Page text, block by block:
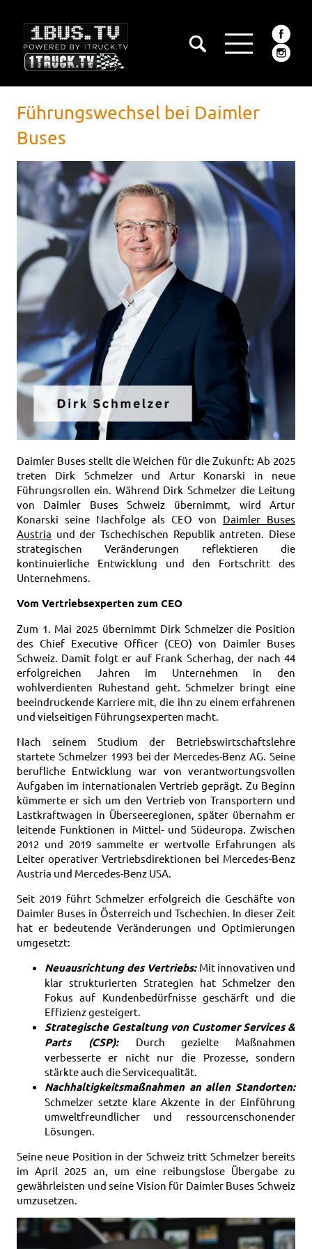
Führungswechsel bei Daimler
Buses
Daimler Buses stellt die Weichen für die Zukunft: Ab 2025
treten Dirk Schmelzer und Artur Konarski in neue
Führungsrollen ein. Während Dirk Schmelzer die Leitung
von Daimler Buses Schweiz übernimmt, wird Artur
Konarski seine Nachfolge als CEO von Daimler Buses
Austria und der Tschechischen Republik antreten. Diese
strategischen Veränderungen reflektieren die
kontinuierliche Entwicklung und den Fortschritt des
Unternehmens.
Vom Vertriebsexperten zum CEO
Zum 1. Mai 2025 übernimmt Dirk Schmelzer die Position
des Chief Executive Officer (CEO) von Daimler Buses
Schweiz. Damit folgt er auf Frank Scherhag, der nach 44
erfolgreichen Jahren im Unternehmen in den
wohlverdienten Ruhestand geht. Schmelzer bringt eine
beeindruckende Karriere mit, die ihn zu einem erfahrenen
und vielseitigen Führungsexperten macht.
Nach seinem Studium der Betriebswirtschaftslehre
startete Schmelzer 1993 bei der Mercedes-Benz AG. Seine
berufliche Entwicklung war von verantwortungsvollen
Aufgaben im internationalen Vertrieb geprägt. Zu Beginn
kümmerte er sich um den Vertrieb von Transportern und
Lastkraftwagen in Überseeregionen, später übernahm er
leitende Funktionen in Mittel- und Südeuropa. Zwischen
2012 und 2019 sammelte er wertvolle Erfahrungen als
Leiter operativer Vertriebsdirektionen bei Mercedes-Benz
Austria und Mercedes-Benz USA.
Seit 2019 führt Schmelzer erfolgreich die Geschäfte von
Daimler Buses in Österreich und Tschechien. In dieser Zeit
hat er bedeutende Veränderungen und Optimierungen
umgesetzt:
Neuausrichtung des Vertriebs: Mit innovativen und
klar strukturierten Strategien hat Schmelzer den
Fokus auf Kundenbedürfnisse geschärft und die
Effizienz gesteigert.
Strategische Gestaltung von Customer Services &
Parts (CSP):
Durch gezielte Maßnahmen
verbesserte er nicht nur die Prozesse, sondern
stärkte auch die Servicequalität.
Nachhaltigkeitsmaßnahmen an allen Standorten:
Schmelzer setzte klare Akzente in der Einführung
umweltfreundlicher und ressourcenschonender
Lösungen.
Seine neue Position in der Schweiz tritt Schmelzer bereits
im April 2025 an, um eine reibungslose Übergabe zu
gewährleisten und seine Vision für Daimler Buses Schweiz
umzusetzen.